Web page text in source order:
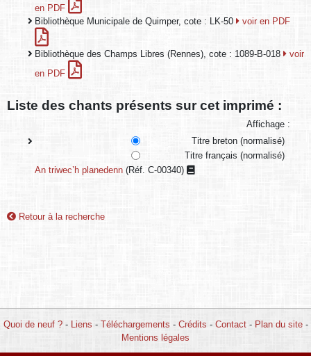
en PDF
Bibliothèque Municipale de Quimper, cote : LK-50
voir en PDF
Bibliothèque des Champs Libres (Rennes), cote : 1089-B-018
voir
en PDF
Liste des chants présents sur cet imprimé :
Affichage :
Titre breton (normalisé)
Titre français (normalisé)
An triwec’h planedenn (Réf. C-00340)
Retour à la recherche
Quoi de neuf ?- Liens - Téléchargements - Crédits - Contact- Plan du site-
Mentions légales